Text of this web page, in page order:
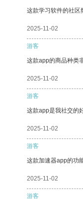
这款学习软件的社区
2025-11-02
游客
这款app的商品种类
2025-11-02
游客
这款app是我社交的
2025-11-02
游客
这款加速器app的功
2025-11-02
游客